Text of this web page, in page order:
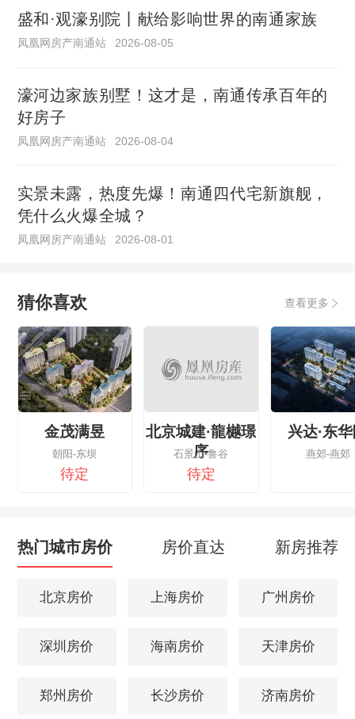
盛和·观濠别院丨献给影响世界的南通家族
凤凰网房产南通站 2026-08-05
濠河边家族别墅！这才是，南通传承百年的
好房子
凤凰网房产南通站 2026-08-04
实景未露，热度先爆！南通四代宅新旗舰，
凭什么火爆全城？
凤凰网房产南通站 2026-08-01
猜你喜欢 查看更多
金茂满昱
朝阳-东坝
待定
北京城建·龍樾璟
序
石景山-鲁谷
待定
兴达·东
燕郊-燕郊
热门城市房价 房价直达 新房推荐
北京房价 上海房价 广州房价
深圳房价 海南房价 天津房价
郑州房价 长沙房价 济南房价